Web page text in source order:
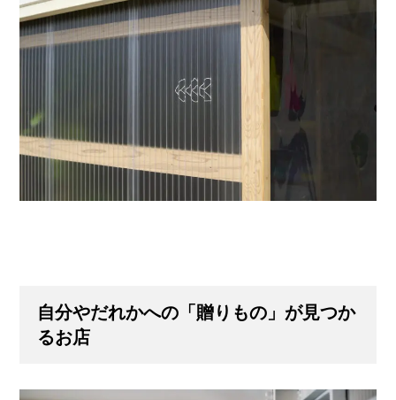
自分やだれかへの「贈りもの」が見つか
るお店